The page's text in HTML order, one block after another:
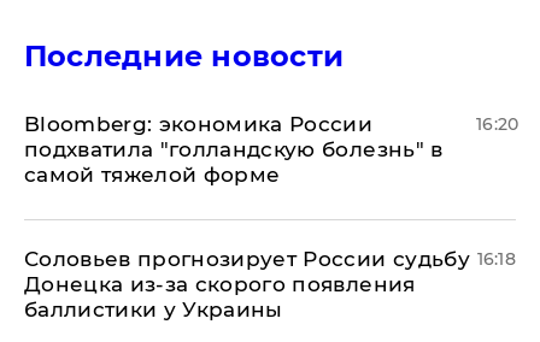
Последние новости
Bloomberg: экономика России
подхватила "голландскую болезнь" в
самой тяжелой форме
16:20
Соловьев прогнозирует России судьбу
Донецка из-за скорого появления
баллистики у Украины
16:18